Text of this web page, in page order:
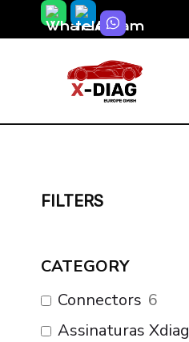
to
FILTERS
CATEGORY
Connectors 6
Assinaturas Xdiag